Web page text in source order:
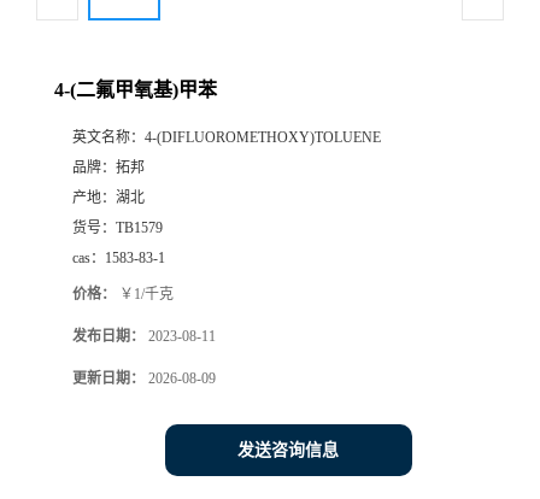
4-(二氟甲氧基)甲苯
英文名称： 4-(DIFLUOROMETHOXY)TOLUENE
品牌： 拓邦
产地： 湖北
货号： TB1579
cas： 1583-83-1
价格： ￥1/千克
发布日期： 2023-08-11
更新日期： 2026-08-09
发送咨询信息